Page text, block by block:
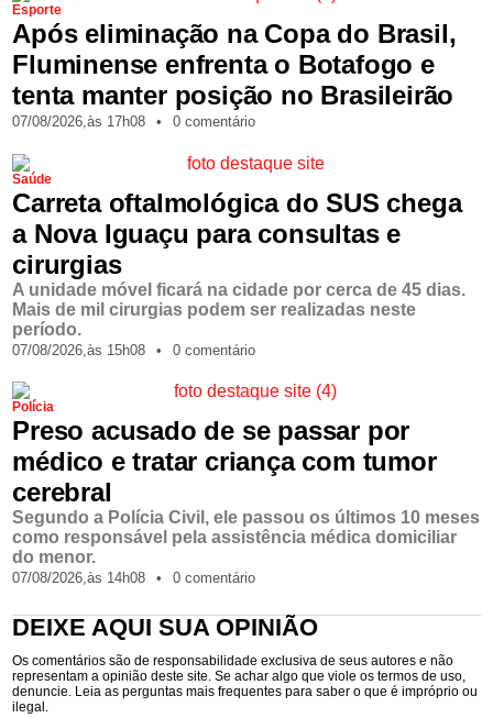
Esporte
Após eliminação na Copa do Brasil,
Fluminense enfrenta o Botafogo e
tenta manter posição no Brasileirão
07/08/2026,às 17h08 • 0 comentário
Saúde
Carreta oftalmológica do SUS chega
a Nova Iguaçu para consultas e
cirurgias
A unidade móvel ficará na cidade por cerca de 45 dias.
Mais de mil cirurgias podem ser realizadas neste
período.
07/08/2026,às 15h08 • 0 comentário
Polícia
Preso acusado de se passar por
médico e tratar criança com tumor
cerebral
Segundo a Polícia Civil, ele passou os últimos 10 meses
como responsável pela assistência médica domiciliar
do menor.
07/08/2026,às 14h08 • 0 comentário
DEIXE AQUI SUA OPINIÃO
Os comentários são de responsabilidade exclusiva de seus autores e não
representam a opinião deste site. Se achar algo que viole os termos de uso,
denuncie. Leia as perguntas mais frequentes para saber o que é impróprio ou
ilegal.